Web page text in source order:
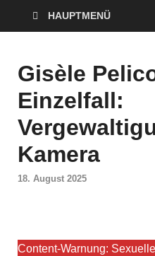
HAUPTMENÜ
Gisèle
Einzelfall:
Kamera
18. August 2025
Content-Warnung: